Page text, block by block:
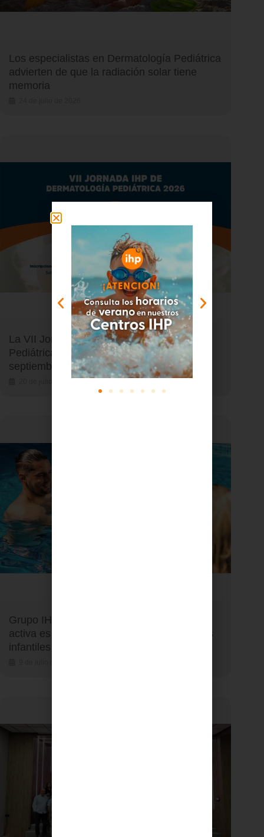
Los especialistas en Dermatología Pediátrica
advierten de que la radiación solar tiene
memoria
La VII Jornada IHP de Dermatología
Pediátrica se celebra el próximo 25 de
septiembre
Grupo IHP recuerda que la supervisión
activa es clave para prevenir ahogamientos
infantiles este verano